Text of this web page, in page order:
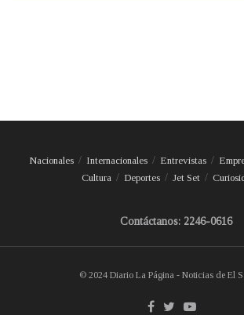
Nacionales Internacionales Entrevistas
Cultura
Deportes Jet Set
Contáctanos: 2246-0616
© 2024 Diario La Página - Noticias de El